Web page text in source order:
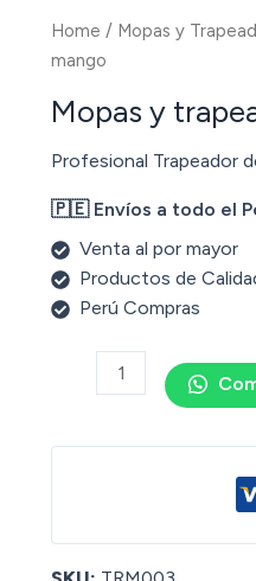
Home / Mopas y
mango
Mopas y
Profesional Trapeador
🇵🇪 Envíos a todo el
Venta al por mayor
Productos de
Perú Compras